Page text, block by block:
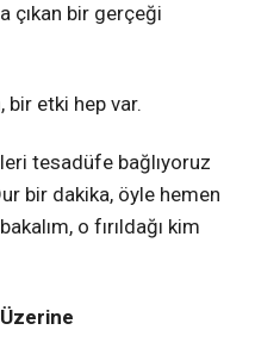
çıkan bir gerçeği
bir etki hep var.
tesadüfe bağlıyoruz
bir dakika, öyle hemen
o fırıldağı kim